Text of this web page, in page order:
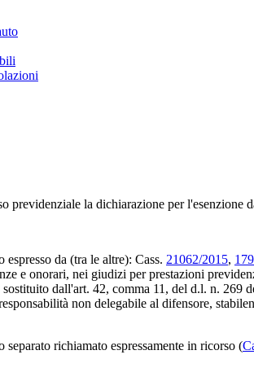
la dichiarazione per l'esenzione
da (tra le altre): Cass. 21062/2015,
e onorari, nei giudizi per prestazioni
dall'art. 42, comma 11, del d.l. n.
non delegabile al difensore,
richiamato espressamente in ricorso (